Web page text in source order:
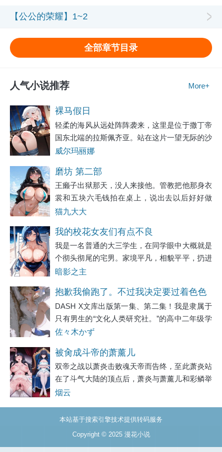
【公公的荣耀】1~2
全部章节目录
人气小说推荐 More+
裸马假日
轻柔的海风从远处阵阵袭来，这里是位于撒丁帝
国东北端的拉斯佩齐亚。站在这片一望无际的沙
滩上，感受到的不仅是灼眼的阳光，还有扑面而
的沙滩，每一次都让新的沙粒覆盖其上，随后又
威尔玛丽娜
磨坊 第二部
王癞子出狱那天，没人来接他。管教把他那身衣
裳和五块六毛钱拍在桌上，说出去以后好好做
人，别再回来了。王癞子把钱揣进裤兜，把铺盖
口抽烟，看他出来，把烟屁股往地上一捻：“瘸
子，出去了
猫九大大
我的校花女友们有点不良
我是一名普通的大三学生，在同学眼中大概就是
个彻头彻尾的宅男。家境平凡，相貌平平，扔进
人堆里就找不出来的那种。从小到大的成长轨迹
尔和为数不多的朋友打打游戏。青春期的荷尔
暗影之主
抱歉我偷跑了。不过我决定要过着色色
的生活。
DASH X文库出版第一集、第二集！我是隶属于
只有男生的“文化人类研究社。”的高中二年级学
生。美少女转学生？来栖美亚加入了这样的社
当然都对来栖神魂颠倒，拼命地想要接近她。我
佐々木かず
被肏成斗帝的萧薰儿
双帝之战以萧炎击败魂天帝而告终，至此萧炎站
在了斗气大陆的顶点后，萧炎与萧薰儿和彩鳞举
办了一场异常盛大的婚礼，在无数人的见证下，
神。只不过由于斗帝斗圣的体质相差太大，萧炎
烟云
本站基于搜索引擎技术提供转码服务
Copyright © 2025 漫花小说